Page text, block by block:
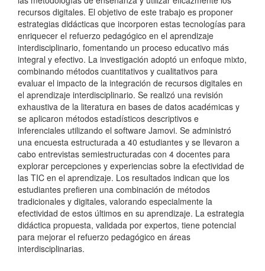
recursos digitales. El objetivo de este trabajo es proponer
estrategias didácticas que incorporen estas tecnologías para
enriquecer el refuerzo pedagógico en el aprendizaje
interdisciplinario, fomentando un proceso educativo más
integral y efectivo. La investigación adoptó un enfoque mixto,
combinando métodos cuantitativos y cualitativos para
evaluar el impacto de la integración de recursos digitales en
el aprendizaje interdisciplinario. Se realizó una revisión
exhaustiva de la literatura en bases de datos académicas y
se aplicaron métodos estadísticos descriptivos e
inferenciales utilizando el software Jamovi. Se administró
una encuesta estructurada a 40 estudiantes y se llevaron a
cabo entrevistas semiestructuradas con 4 docentes para
explorar percepciones y experiencias sobre la efectividad de
las TIC en el aprendizaje. Los resultados indican que los
estudiantes prefieren una combinación de métodos
tradicionales y digitales, valorando especialmente la
efectividad de estos últimos en su aprendizaje. La estrategia
didáctica propuesta, validada por expertos, tiene potencial
para mejorar el refuerzo pedagógico en áreas
interdisciplinarias.